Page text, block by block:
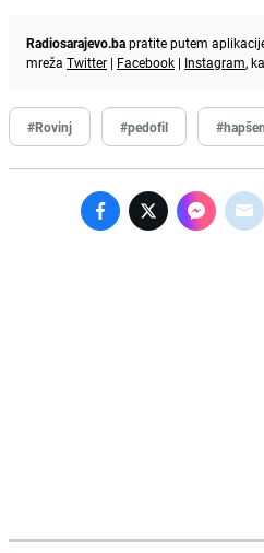
Radiosarajevo.bapratite putem
mreža Twitter | Facebook | Instagram,
#Rovinj #pedofil